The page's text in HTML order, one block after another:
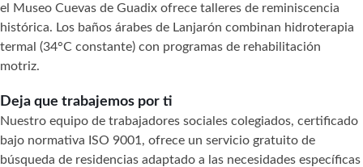
el Museo Cuevas de Guadix ofrece talleres de reminiscencia
histórica. Los baños árabes de Lanjarón combinan hidroterapia
termal (34°C constante) con programas de rehabilitación
motriz.
Deja que trabajemos por ti
Nuestro equipo de trabajadores sociales colegiados, certificado
bajo normativa ISO 9001, ofrece un servicio gratuito de
búsqueda de residencias adaptado a las necesidades específicas